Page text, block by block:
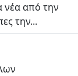
νέα από την
την...